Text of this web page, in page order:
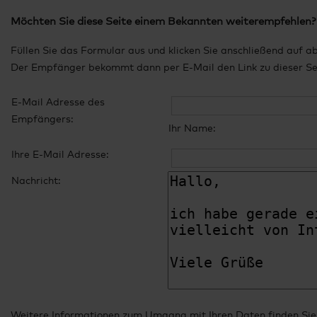
Möchten Sie diese Seite einem Bekannten weiterempfehlen?
Füllen Sie das Formular aus und klicken Sie anschließend auf
Der Empfänger bekommt dann per E-Mail den Link zu dieser
E-Mail Adresse des
Empfängers:
Ihr Name:
Ihre E-Mail Adresse:
Nachricht:
Weitere Informationen zum Umgang mit Ihren Daten finden